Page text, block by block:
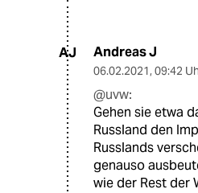
AJ Andreas J
06.02.2021, 09:42
@uvw:
Gehen sie etwa
Russland den
Russlands
genauso
wie der Rest der